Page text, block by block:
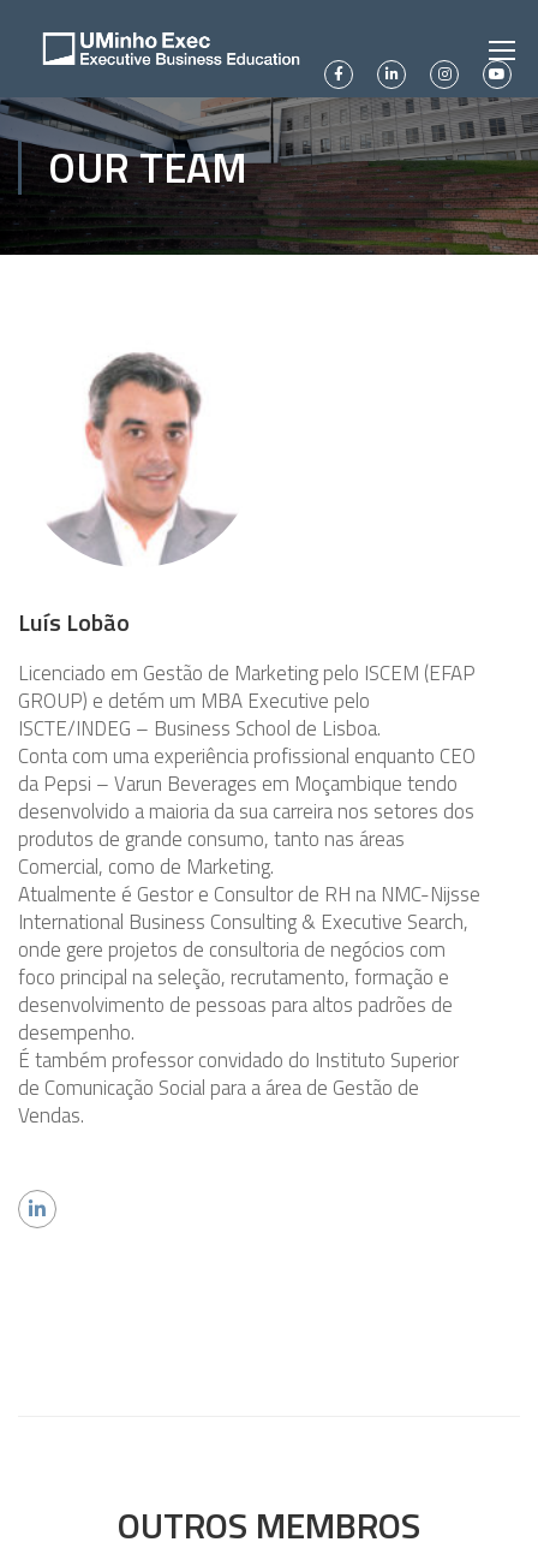
OUR TEAM
Luís Lobão
Licenciado em Gestão de Marketing pelo ISCEM (EFAP
GROUP) e detém um MBA Executive pelo
ISCTE/INDEG – Business School de Lisboa.
Conta com uma experiência profissional enquanto CEO
da Pepsi – Varun Beverages em Moçambique tendo
desenvolvido a maioria da sua carreira nos setores dos
produtos de grande consumo, tanto nas áreas
Comercial, como de Marketing.
Atualmente é Gestor e Consultor de RH na NMC-Nijsse
International Business Consulting & Executive Search,
onde gere projetos de consultoria de negócios com
foco principal na seleção, recrutamento, formação e
desenvolvimento de pessoas para altos padrões de
desempenho.
É também professor convidado do Instituto Superior
de Comunicação Social para a área de Gestão de
Vendas.
OUTROS MEMBROS